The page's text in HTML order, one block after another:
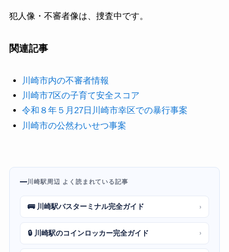
犯人像・不審者像は、捜査中です。
関連記事
川崎市内の不審者情報
川崎市7区の子育て安全スコア
令和８年５月27日川崎市幸区での暴行事案
川崎市の公然わいせつ事案
川崎駅周辺 よく読まれている記事
🚌 川崎駅バスターミナル完全ガイド ›
🔒 川崎駅のコインロッカー完全ガイド ›